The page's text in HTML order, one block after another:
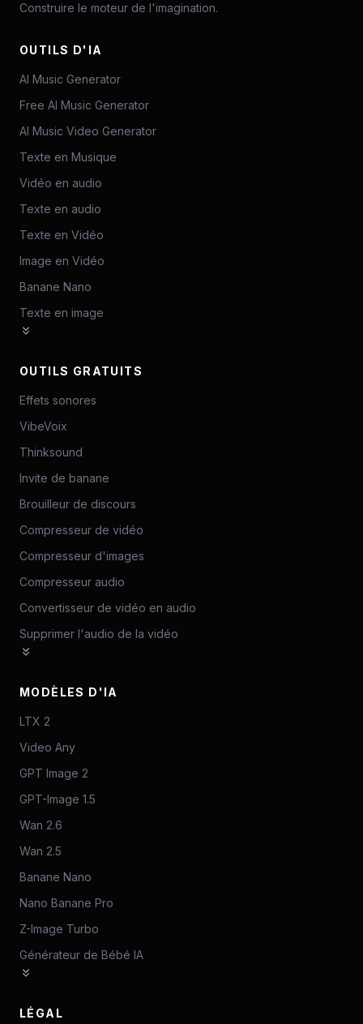
Construire le moteur de l'imagination.
OUTILS D'IA
AI Music Generator
Free AI Music Generator
AI Music Video Generator
Texte en Musique
Vidéo en audio
Texte en audio
Texte en Vidéo
Image en Vidéo
Banane Nano
Texte en image
OUTILS GRATUITS
Effets sonores
VibeVoix
Thinksound
Invite de banane
Brouilleur de discours
Compresseur de vidéo
Compresseur d'images
Compresseur audio
Convertisseur de vidéo en audio
Supprimer l'audio de la vidéo
MODÈLES D'IA
LTX 2
Video Any
GPT Image 2
GPT-Image 1.5
Wan 2.6
Wan 2.5
Banane Nano
Nano Banane Pro
Z-Image Turbo
Générateur de Bébé IA
LÉGAL